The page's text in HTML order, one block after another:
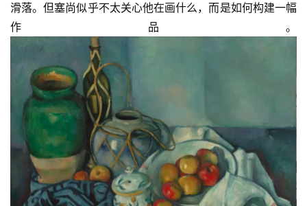
滑落。但塞尚似乎不太关心他在画什么，而是如何构建一幅
作品。